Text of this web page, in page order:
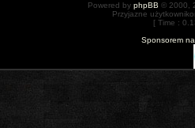
Powered by phpBB © 2000,
Przyjazne
[ Time :
Sponsorem